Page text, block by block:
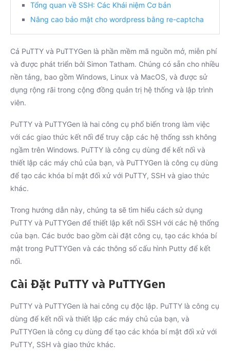
Tổng quan về SSH: Các Khái niệm Cơ bản
Nâng cao bảo mật cho wordpress bằng re-captcha
Cả PuTTY và PuTTYGen là phần mềm mã nguồn mở, miễn phí
và được phát triển bởi Simon Tatham. Chúng có sẵn cho nhiều
nền tảng, bao gồm Windows, Linux và MacOS, và được sử
dụng rộng rãi trong cộng đồng quản trị hệ thống và lập trình
viên.
PuTTY và PuTTYGen là hai công cụ phổ biến trong làm việc
với các giao thức kết nối để truy cập các hệ thống ssh không
ngầm trên Windows. PuTTY là công cụ dùng để kết nối và
thiết lập các máy chủ của bạn, và PuTTYGen là công cụ dùng
để tạo các khóa bí mật đối xử với PuTTY, SSH và giao thức
khác.
Trong hướng dẫn này, chúng ta sẽ tìm hiểu cách sử dụng
PuTTY và PuTTYGen để thiết lập kết nối SSH với các hệ thống
của bạn. Các bước bao gồm cài đặt công cụ, tạo các khóa bí
mật trong PuTTYGen và các thông số cấu hình Putty để kết
nối.
Cài Đặt PuTTY và PuTTYGen
PuTTY và PuTTYGen là hai công cụ độc lập. PuTTY là công cụ
dùng để kết nối và thiết lập các máy chủ của bạn, và
PuTTYGen là công cụ dùng để tạo các khóa bí mật đối xử với
PuTTY, SSH và giao thức khác.